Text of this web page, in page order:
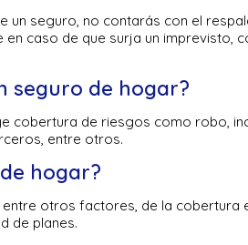
un seguro, no contarás con el
caso de que surja un imprevisto,
seguro de hogar?
cobertura de riesgos como robo,
entre otros.
hogar?
otros factores, de la cobertura
de planes.